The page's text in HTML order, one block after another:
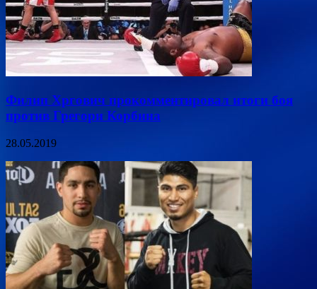
Филип Хргович прокомментировал итоги боя
против Грегори Корбина
28.05.2019